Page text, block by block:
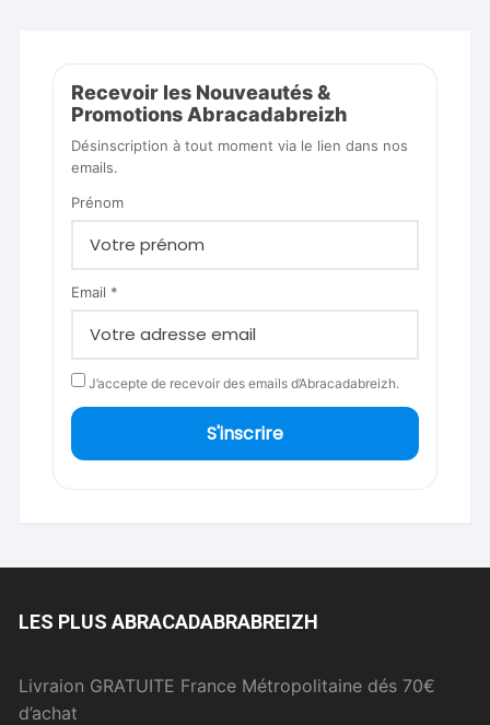
Recevoir les Nouveautés &
Promotions Abracadabreizh
Désinscription à tout moment via le lien dans nos
emails.
Prénom
Email *
J’accepte de recevoir des emails d’Abracadabreizh.
S'inscrire
LES PLUS ABRACADABRABREIZH
Livraion GRATUITE France Métropolitaine dés 70€
d’achat